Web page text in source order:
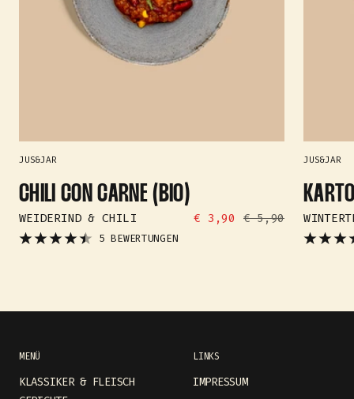
JUS&JAR
CHILI CON CARNE (BIO)
WEIDERIND & CHILI ANGEBOTSPREIS
€ 3,90 REGULÄRER
€ 5,90
5 BEWERTUNGEN
JUS&JAR
MENÜ
KLASSIKER & FLEISCH
LINKS
IMPRESSUM